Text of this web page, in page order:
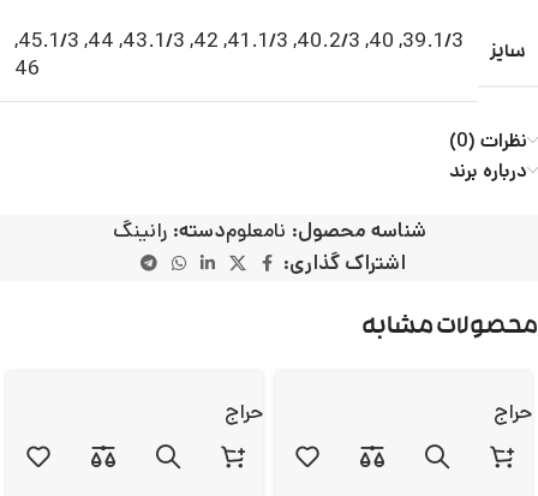
سایز 39.1/3
,
40
,
40.2/3
,
41.1/3
,
42
,
43.1/3
,
44
,
45.1/3
,
46
نظرات (0)
درباره برند
شناسه محصول: نامعلومدسته: رانینگ
اشتراک گذاری:
محصولات مشابه
حراج حراج